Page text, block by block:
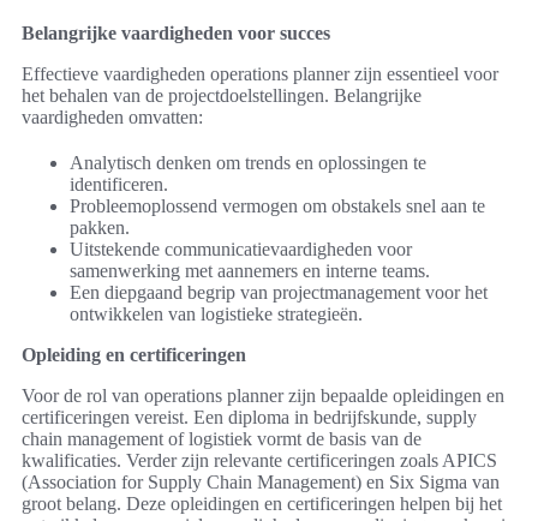
Belangrijke vaardigheden voor succes
Effectieve vaardigheden operations planner zijn essentieel voor
het behalen van de projectdoelstellingen. Belangrijke
vaardigheden omvatten:
Analytisch denken om trends en oplossingen te
identificeren.
Probleemoplossend vermogen om obstakels snel aan te
pakken.
Uitstekende communicatievaardigheden voor
samenwerking met aannemers en interne teams.
Een diepgaand begrip van projectmanagement voor het
ontwikkelen van logistieke strategieën.
Opleiding en certificeringen
Voor de rol van operations planner zijn bepaalde opleidingen en
certificeringen vereist. Een diploma in bedrijfskunde, supply
chain management of logistiek vormt de basis van de
kwalificaties. Verder zijn relevante certificeringen zoals APICS
(Association for Supply Chain Management) en Six Sigma van
groot belang. Deze opleidingen en certificeringen helpen bij het